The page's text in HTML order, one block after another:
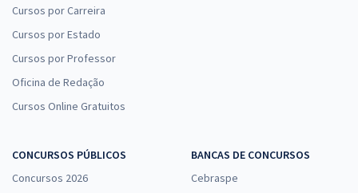
Cursos por Carreira
Cursos por Estado
Cursos por Professor
Oficina de Redação
Cursos Online Gratuitos
CONCURSOS PÚBLICOS
Concursos 2026
BANCAS DE CONCURSOS
Cebraspe